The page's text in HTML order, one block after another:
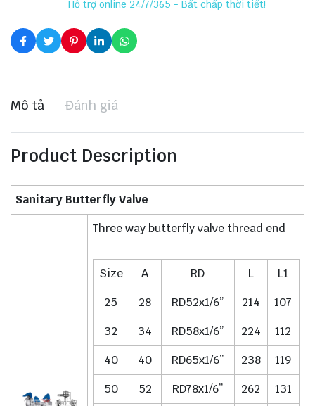
Hỗ trợ online 24/7/365 - Bất chấp thời tiết!
Mô tả Đánh giá
Product Description
Sanitary Butterfly Valve
Three way butterfly valve thread end
Size A RD L
L1
25
28 RD52x1/6” 214
107
32
34 RD58x1/6” 224
112
40
40 RD65x1/6” 238
119
50
52 RD78x1/6” 262
131